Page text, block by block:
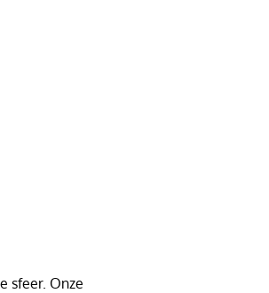
sfeer. Onze